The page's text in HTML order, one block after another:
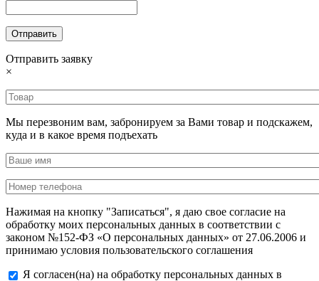
Отправить заявку
×
Мы перезвоним вам, забронируем за Вами товар и подскажем,
куда и в какое время подъехать
Нажимая на кнопку "Записаться", я даю свое согласие на
обработку моих персональных данных в соответствии с
законом №152-ФЗ «О персональных данных» от 27.06.2006 и
принимаю условия пользовательского соглашения
Я согласен(на) на обработку персональных данных в